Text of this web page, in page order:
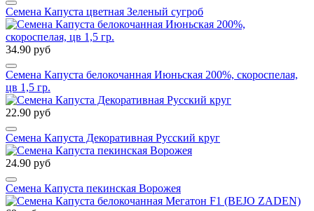
Семена Капуста цветная Зеленый сугроб
34.90 руб
Семена Капуста белокочанная Июньская 200%, скороспелая,
цв 1,5 гр.
22.90 руб
Семена Капуста Декоративная Русский круг
24.90 руб
Семена Капуста пекинская Ворожея